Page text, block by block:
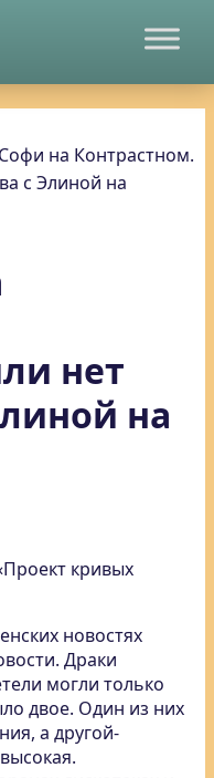
на Контрастном.
с Элиной на
нет
на
кривых
новостях
Драки
могли только
двое. Один из них
а другой-